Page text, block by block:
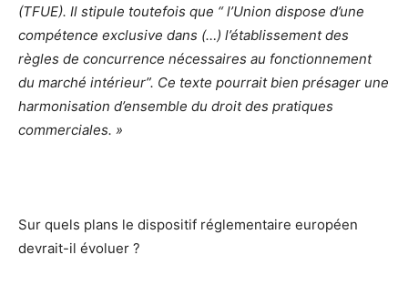
(TFUE). Il stipule toutefois que “ l’Union dispose d’une
compétence exclusive dans (…) l’établissement des
règles de concurrence nécessaires au fonctionnement
du marché intérieur”. Ce texte pourrait bien présager une
harmonisation d’ensemble du droit des pratiques
commerciales. »
Sur quels plans le dispositif réglementaire européen
devrait-il évoluer ?